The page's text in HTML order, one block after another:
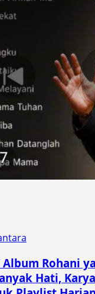
Rohani
Hati,